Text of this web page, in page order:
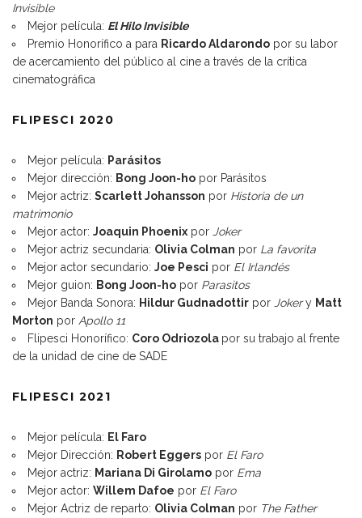
Invisible
Mejor película: El Hilo Invisible
Premio Honorífico a para Ricardo Aldarondo por su labor
de acercamiento del público al cine a través de la crítica
cinematográfica
FLIPESCI 2020
Mejor película: Parásitos
Mejor dirección: Bong Joon-ho por Parásitos
Mejor actriz: Scarlett Johansson por Historia de un
matrimonio
Mejor actor: Joaquin Phoenix por Joker
Mejor actriz secundaria: Olivia Colman por La favorita
Mejor actor secundario: Joe Pesci por El Irlandés
Mejor guion: Bong Joon-ho por Parasitos
Mejor Banda Sonora: Hildur Gudnadottir por Jokery Matt
Morton por Apollo 11
Flipesci Honorífico: Coro Odriozola por su trabajo al frente
de la unidad de cine de SADE
FLIPESCI 2021
Mejor película: El Faro
Mejor Dirección: Robert Eggers por El Faro
Mejor actriz: Mariana Di Girolamo por Ema
Mejor actor: Willem Dafoe por El Faro
Mejor Actriz de reparto: Olivia Colman por The Father